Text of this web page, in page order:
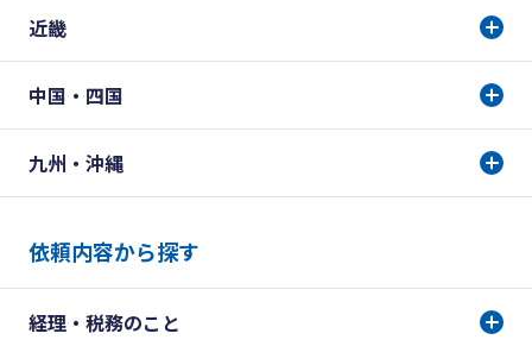
近畿
中国・四国
九州・沖縄
依頼内容から探す
経理・税務のこと